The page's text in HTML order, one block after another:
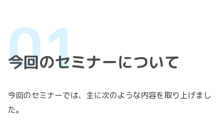
今回のセミナーについて
今回のセミナーでは、主に次のような内容を取り上げまし
た。